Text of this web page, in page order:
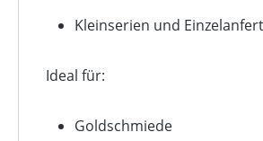
Kleinserien und
Ideal für:
Goldschmiede